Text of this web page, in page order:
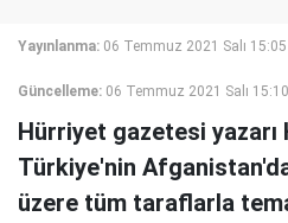
Yayınlanma: 06 Temmuz 2021 Salı 15:05
Güncelleme: 06 Temmuz 2021 Salı 15:10
Hürriyet gazetesi yazarı
Türkiye'nin
üzere tüm taraflarla